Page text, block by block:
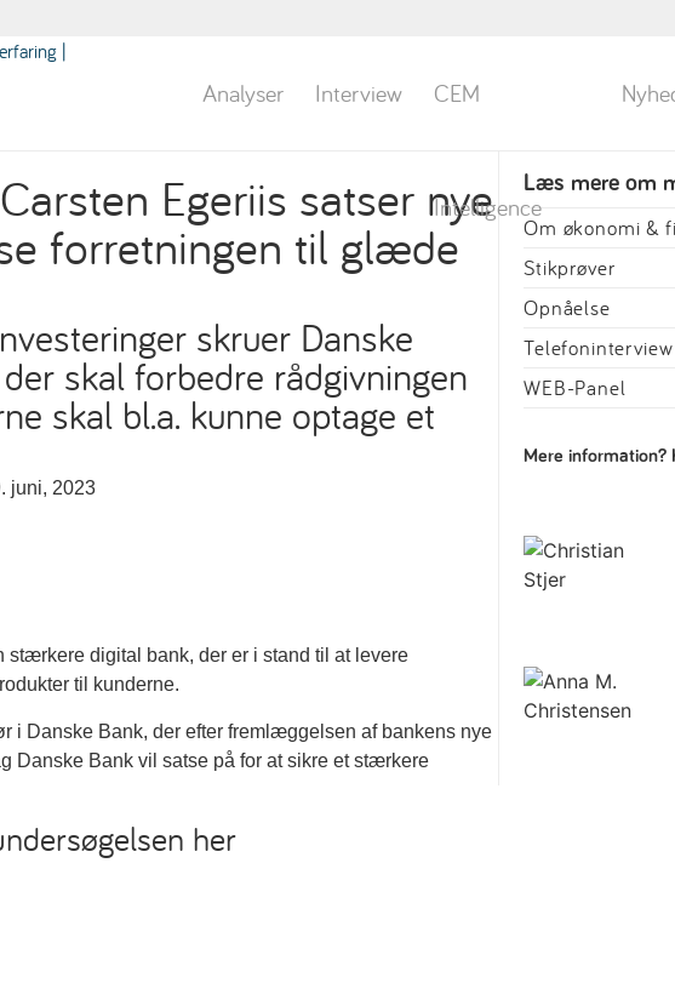
Analyser Interview CEM
Intelligence
Egeriis satser nye
forretningen til glæde
skruer Danske
skal forbedre rådgivningen
skal bl.a. kunne optage et
juni, 2023
digital bank, der er i stand til at levere
til kunderne.
i Danske Bank, der efter fremlæggelsen af bankens nye
Danske Bank vil satse på for at sikre et stærkere
her
Læs mere om
Om økonomi &
Stikprøver
Opnåelse
Telefoninterview
WEB-Panel
Mere information?